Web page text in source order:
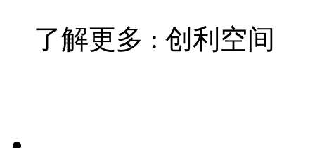
了解更多 : 创利空间